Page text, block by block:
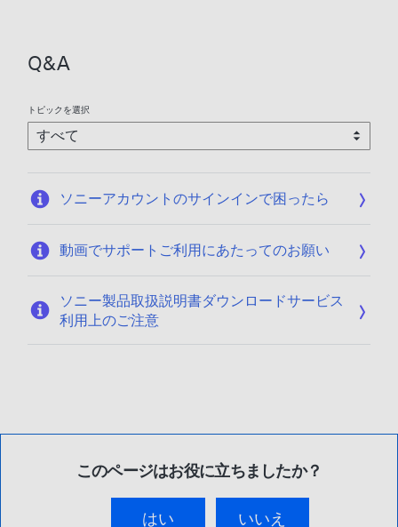
Q&A
トピックを選択
ソニーアカウントのサインインで困ったら
動画でサポートご利用にあたってのお願い
ソニー製品取扱説明書ダウンロードサービス
利用上のご注意
このページはお役に立ちましたか？
はい いいえ